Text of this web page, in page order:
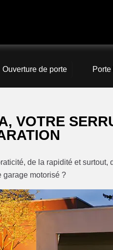
Ouverture de porte
VOTRE
de la rapidité et surtout,
garage motorisé ?